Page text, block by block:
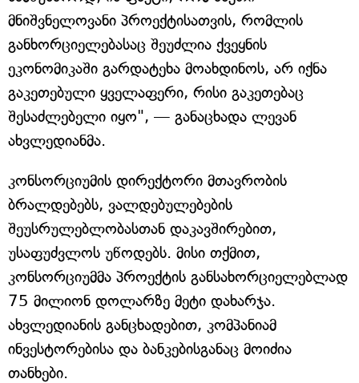
მნიშვნელოვანი პროექტისათვის, რომლის
განხორციელებასაც შეუძლია ქვეყნის
ეკონომიკაში გარდატეხა მოახდინოს, არ იქნა
გაკეთებული ყველაფერი, რისი გაკეთებაც
შესაძლებელი იყო", — განაცხადა ლევან
ახვლედიანმა.
კონსორციუმის დირექტორი მთავრობის
ბრალდებებს, ვალდებულებების
შეუსრულებლობასთან დაკავშირებით,
უსაფუძვლოს უწოდებს. მისი თქმით,
კონსორციუმმა პროექტის განსახორციელებლად
75 მილიონ დოლარზე მეტი დახარჯა.
ახვლედიანის განცხადებით, კომპანიამ
ინვესტორებისა და ბანკებისგანაც მოიძია
თანხები.